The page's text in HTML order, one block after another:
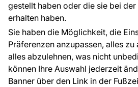
gestellt haben oder die sie bei
erhalten haben.
Sie haben die Möglichkeit, die
Präferenzen anzupassen, alles
alles abzulehnen, was nicht
können Ihre Auswahl jederzeit
Banner über den Link in der
Kontakt
Haben Sie Fragen? Wir helfen Ihnen
und beraten Sie persönlich.
+49 781 95633072